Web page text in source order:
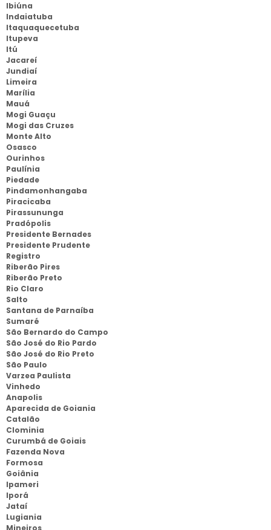
Ibiúna
Indaiatuba
Itaquaquecetuba
Itupeva
Itú
Jacareí
Jundiaí
Limeira
Marília
Mauá
Mogi Guaçu
Mogi das Cruzes
Monte Alto
Osasco
Ourinhos
Paulínia
Piedade
Pindamonhangaba
Piracicaba
Pirassununga
Pradópolis
Presidente Bernades
Presidente Prudente
Registro
Riberão Pires
Riberão Preto
Rio Claro
Salto
Santana de Parnaíba
Sumaré
São Bernardo do Campo
São José do Rio Pardo
São José do Rio Preto
São Paulo
Varzea Paulista
Vinhedo
Anapolis
Aparecida de Goiania
Catalão
Clominia
Curumbá de Goiais
Fazenda Nova
Formosa
Goiânia
Ipameri
Iporá
Jataí
Lugiania
Mineiros